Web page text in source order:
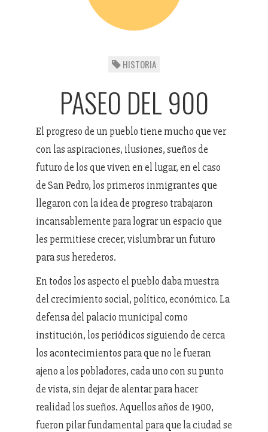
HISTORIA
PASEO DEL 900
El progreso de un pueblo tiene mucho que ver
con las aspiraciones, ilusiones, sueños de
futuro de los que viven en el lugar, en el caso
de San Pedro, los primeros inmigrantes que
llegaron con la idea de progreso trabajaron
incansablemente para lograr un espacio que
les permitiese crecer, vislumbrar un futuro
para sus herederos.
En todos los aspecto el pueblo daba muestra
del crecimiento social, político, económico. La
defensa del palacio municipal como
institución, los periódicos siguiendo de cerca
los acontecimientos para que no le fueran
ajeno a los pobladores, cada uno con su punto
de vista, sin dejar de alentar para hacer
realidad los sueños. Aquellos años de 1900,
fueron pilar fundamental para que la ciudad se